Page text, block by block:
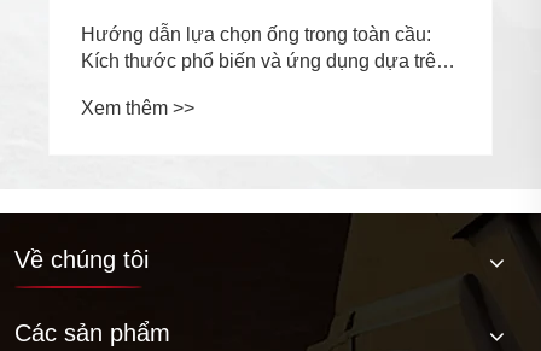
Về chúng tôi
Các sản phẩm